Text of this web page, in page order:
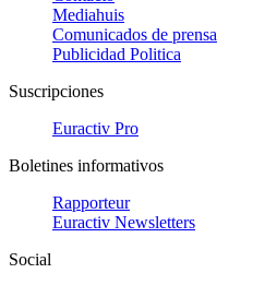
Mediahuis
Comunicados de prensa
Publicidad Politica
Suscripciones
Euractiv Pro
Boletines informativos
Rapporteur
Euractiv Newsletters
Social